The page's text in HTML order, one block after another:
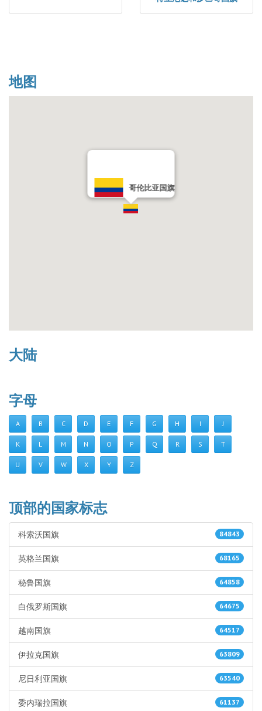
地图
哥伦比亚国旗
大陆
字母
A B C D E F G H I J
K L M N O P Q R S T
U V W X Y Z
顶部的国家标志
84843
科索沃国旗
68165
英格兰国旗
64858
秘鲁国旗
64675
白俄罗斯国旗
64517
越南国旗
63809
伊拉克国旗
63540
尼日利亚国旗
61137
委内瑞拉国旗